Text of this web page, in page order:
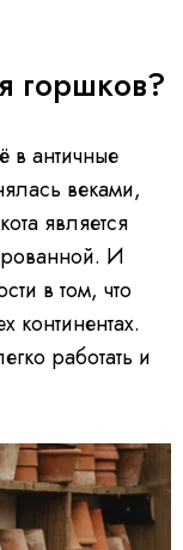
горшков?
в античные
веками,
является
И
в том, что
континентах.
работать и